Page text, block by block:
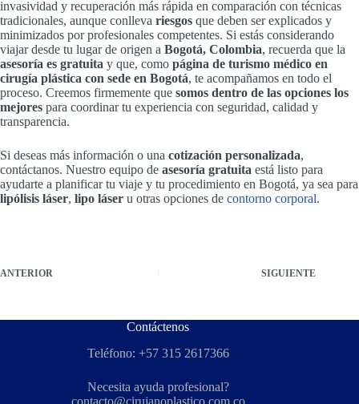
invasividad y recuperación más rápida en comparación con técnicas
tradicionales, aunque conlleva riesgos que deben ser explicados y
minimizados por profesionales competentes. Si estás considerando
viajar desde tu lugar de origen a Bogotá, Colombia, recuerda que la
asesoría es gratuita y que, como página de turismo médico en
cirugía plástica con sede en Bogotá, te acompañamos en todo el
proceso. Creemos firmemente que somos dentro de las opciones los
mejores para coordinar tu experiencia con seguridad, calidad y
transparencia.
Si deseas más información o una cotización personalizada,
contáctanos. Nuestro equipo de asesoría gratuita está listo para
ayudarte a planificar tu viaje y tu procedimiento en Bogotá, ya sea para
lipólisis láser, lipo láser u otras opciones de contorno corporal.
ANTERIOR SIGUIENTE
Contáctenos
Teléfono: +57 315 2617366
Necesita ayuda profesional?
contacto@cirujanoplastico.com.co